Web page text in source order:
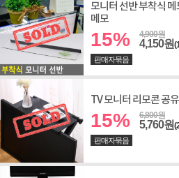
모니터 선반 부착식
메모
15% 4,900원
4,150원
판매자묶음
TV 모니터 리모콘 공
15% 6,800원
5,760원
판매자묶음